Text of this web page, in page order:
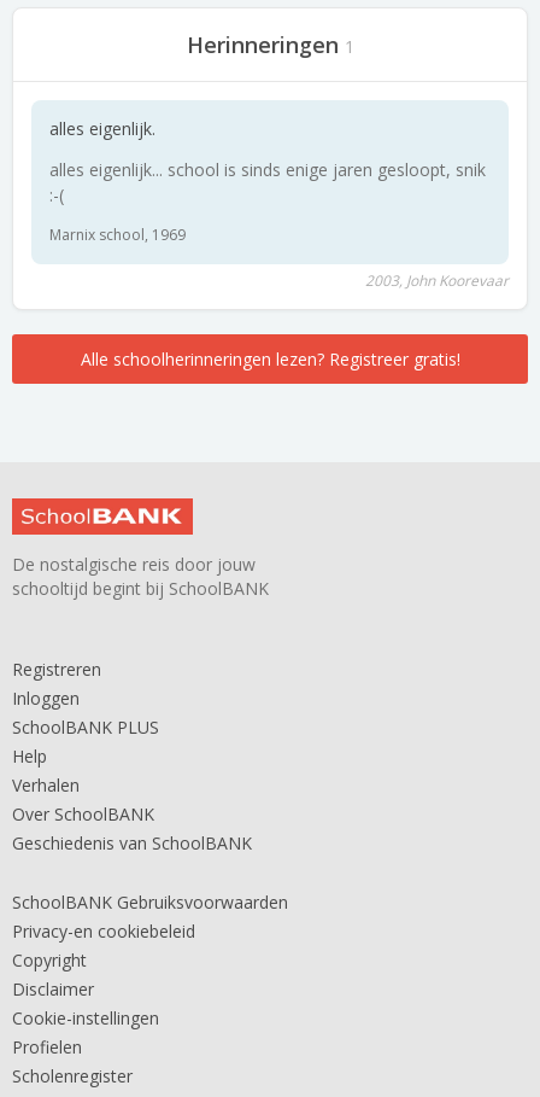
Herinneringen 1
alles eigenlijk.
alles eigenlijk... school is sinds enige jaren gesloopt, snik
:-(
Marnix school, 1969
2003, John Koorevaar
Alle schoolherinneringen lezen? Registreer gratis!
De nostalgische reis door jouw
schooltijd begint bij SchoolBANK
Registreren
Inloggen
SchoolBANK PLUS
Help
Verhalen
Over SchoolBANK
Geschiedenis van SchoolBANK
SchoolBANK Gebruiksvoorwaarden
Privacy-en cookiebeleid
Copyright
Disclaimer
Cookie-instellingen
Profielen
Scholenregister